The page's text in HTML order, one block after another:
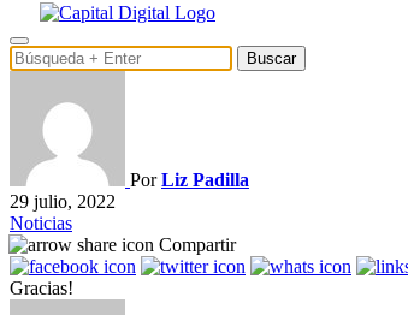
Buscar
PorLiz Padilla
29 julio, 2022
Noticias
Compartir
Gracias!